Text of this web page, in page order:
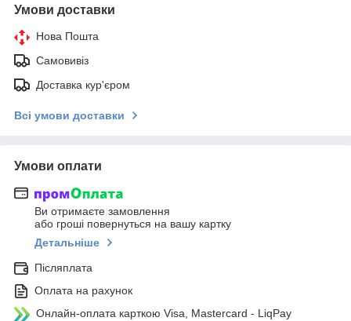
Умови доставки
Нова Пошта
Самовивіз
Доставка кур'єром
Всі умови доставки
Умови оплати
Ви отримаєте замовлення
або гроші повернуться на вашу картку
Детальніше
Післяплата
Оплата на рахунок
Онлайн-оплата карткою Visa, Mastercard - LiqPay